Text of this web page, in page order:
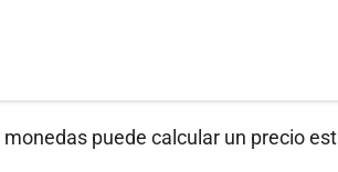
puede calcular un precio